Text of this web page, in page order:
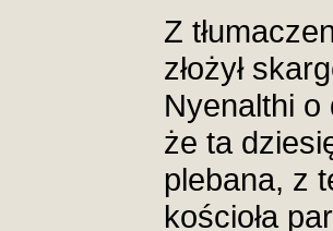
Z
złożył
Nyenalthi
że ta
plebana, z
kościoła